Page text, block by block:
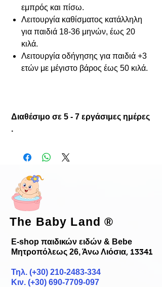
εμπρός και πίσω.
Λειτουργία καθίσματος κατάλληλη
για παιδιά 18-36 μηνών, έως 20
κιλά.
Λειτουργία οδήγησης για παιδιά +3
ετών με μέγιστο βάρος έως 50 κιλά.
Διαθέσιμο σε 5 - 7 εργάσιμες ημέρες
.
The Baby Land®
E-shop παιδικών ειδών & Bebe
Μητροπόλεως 26, Άνω Λιόσια, 13341
Τηλ. (+30) 210-2483-334
Κιν. (+30) 690-7709-097